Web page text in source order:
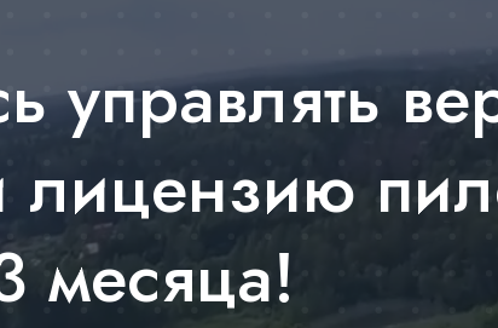
управлять
лицензию
месяца!